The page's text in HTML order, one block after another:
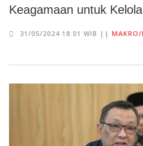
Keagamaan untuk
31/05/2024 18:01 WIB || MAKRO/